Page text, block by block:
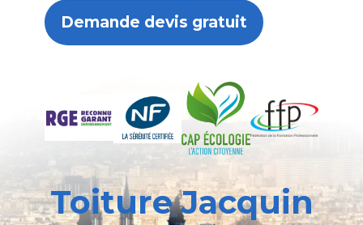
Demande devis gratuit
Toiture Jacquin